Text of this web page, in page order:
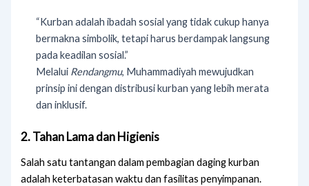
“Kurban adalah ibadah sosial yang tidak cukup hanya
bermakna simbolik, tetapi harus berdampak langsung
pada keadilan sosial.”
Melalui Rendangmu, Muhammadiyah mewujudkan
prinsip ini dengan distribusi kurban yang lebih merata
dan inklusif.
2. Tahan Lama dan Higienis
Salah satu tantangan dalam pembagian daging kurban
adalah keterbatasan waktu dan fasilitas penyimpanan.